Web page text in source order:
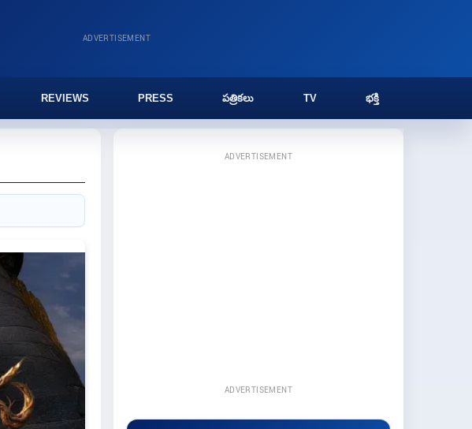
ADVERTISEMENT
REVIEWS PRESS పత్రికలు TV భక్తి
ADVERTISEMENT
ADVERTISEMENT